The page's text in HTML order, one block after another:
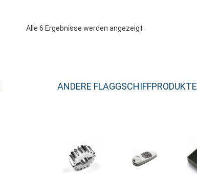
Alle 6 Ergebnisse werden angezeigt
ANDERE FLAGGSCHIFFPRODUKTE